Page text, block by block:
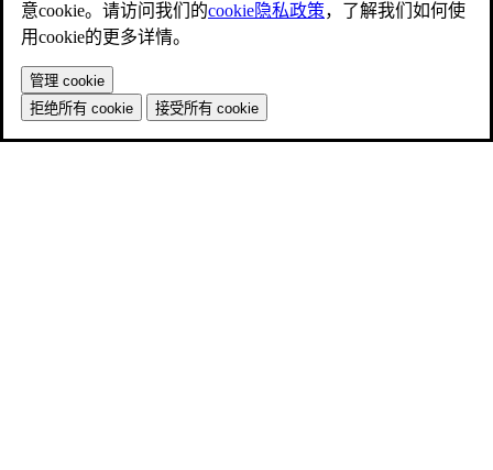
意cookie。请访问我们的cookie隐私政策，了解我们如何使
用cookie的更多详情。
管理 cookie
拒绝所有 cookie
接受所有 cookie